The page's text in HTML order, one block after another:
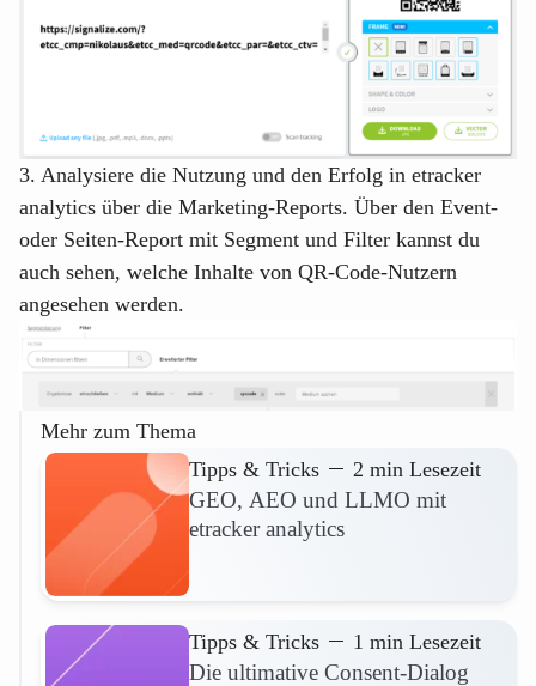
3. Analysiere die Nutzung und den Erfolg in etracker
analytics über die Marketing-Reports. Über den Event-
oder Seiten-Report mit Segment und Filter kannst du
auch sehen, welche Inhalte von QR-Code-Nutzern
angesehen werden.
Mehr zum Thema
Tipps & Tricks
2 min Lesezeit
GEO, AEO und LLMO mit
etracker analytics
Tipps & Tricks 1 min Lesezeit
Die ultimative Consent-Dialog